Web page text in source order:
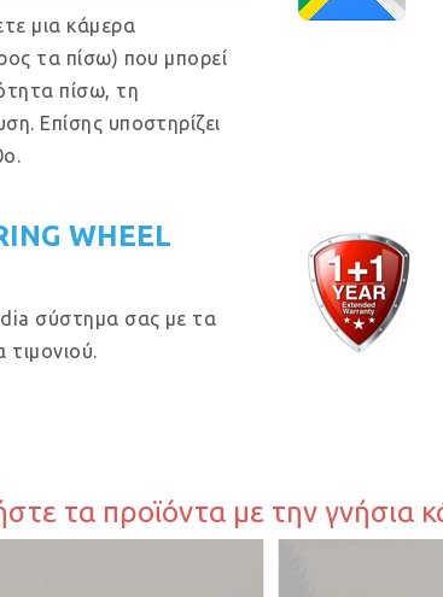
μια κάμερα
τα πίσω) που μπορεί
πίσω, τη
Επίσης υποστηρίζει
WHEEL
σύστημα σας με τα
τιμονιού.
τα προϊόντα με την γνήσια